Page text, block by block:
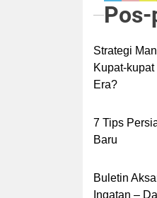
Strategi
Kupat-
Era?
7 Tips
Baru
Buletin
Ingatan –